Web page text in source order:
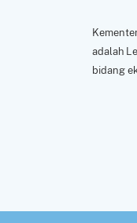
adalah
bidang